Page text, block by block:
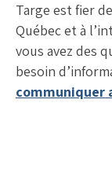
Targe est fier
Québec et à
vous avez des
besoin
communiquer